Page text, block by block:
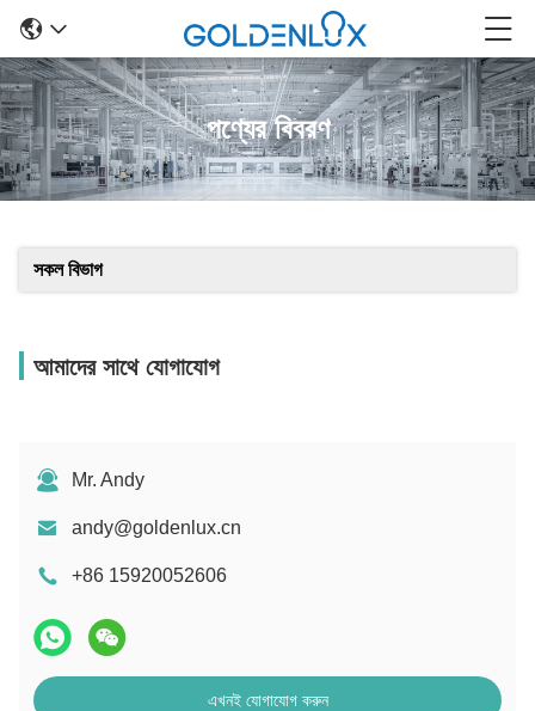
পণ্যের বিবরণ
সকল বিভাগ
আমাদের সাথে যোগাযোগ
Mr. Andy
andy@goldenlux.cn
+86 15920052606
এখনই যোগাযোগ করুন